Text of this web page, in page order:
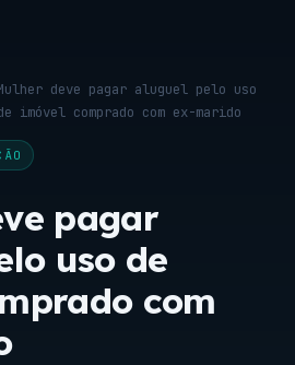
deve pagar aluguel pelo uso
imóvel comprado com ex-marido
pagar
uso de
com